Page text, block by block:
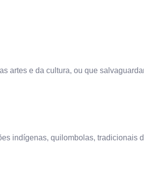
artes e da cultura, ou que
indígenas, quilombolas, tradicionais